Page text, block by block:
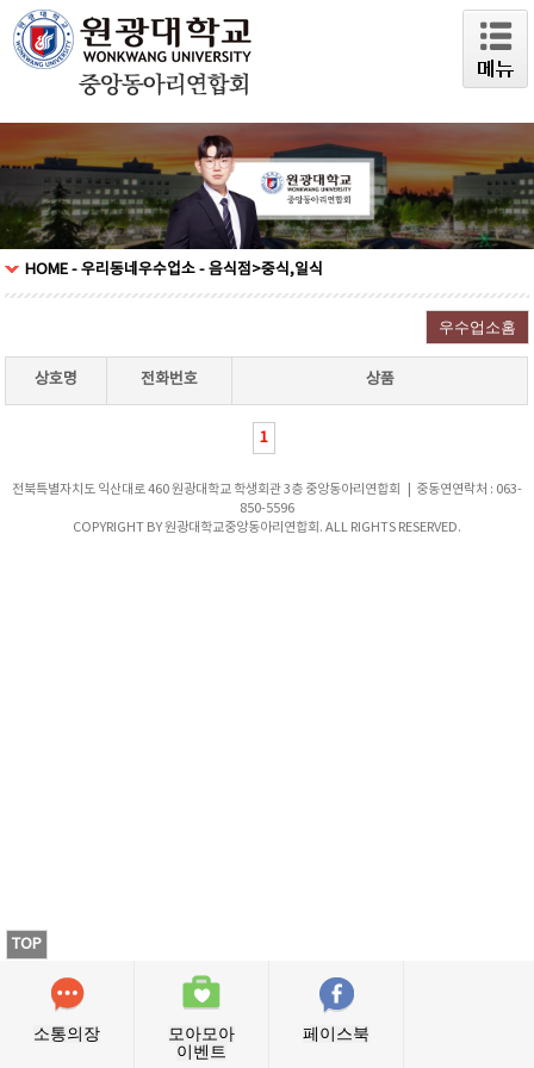
HOME - 우리동네우수업소 - 음식점>중식,일식
상호명 전화번호 상품
1
전북특별자치도 익산대로 460 원광대학교 학생회관 3층 중앙동아리연합회 | 중동연연락처 : 063-
850-5596
COPYRIGHT BY 원광대학교중앙동아리연합회. ALL RIGHTS RESERVED.
소통의장
모아모아
이벤트
페이스북
TOP